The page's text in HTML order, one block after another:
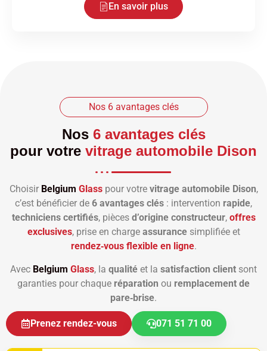
En savoir plus
Nos 6 avantages clés
Nos 6 avantages clés
pour votre vitrage automobile Dison
Choisir Belgium Glasspour votre vitrage automobile Dison,
c’est bénéficier de 6 avantages clés : intervention rapide,
techniciens certifiés, pièces d’origine constructeur, offres
exclusives, prise en charge assurancesimplifiée et
rendez‑vous flexible en ligne.
Avec Belgium Glass, la qualité et la satisfaction client sont
garanties pour chaque réparation ou remplacement de
pare‑brise.
Prenez rendez-vous 071 51 71 00